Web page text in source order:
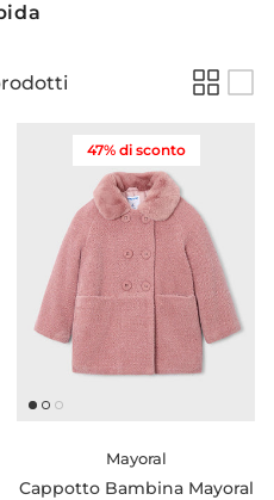
47% di sconto
Mayoral
Cappotto Bambina Mayoral